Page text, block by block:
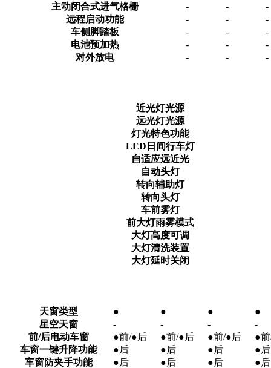
主动闭合式进气格栅
- -
-
远程启动功能
- -
-
车侧脚踏板
- -
-
电池预加热
- -
-
对外放电
- - -
近光灯光源
远光灯光源
灯光特色功能
LED日间行车灯
自适应远近光
自动头灯
转向辅助灯
转向头灯
车前雾灯
前大灯雨雾模式
大灯高度可调
大灯清洗装置
大灯延时关闭
天窗类型 ● ● ●
●
星空天窗
- - -
-
前/后电动车窗
●前/●后 ●前/●后 ●前/●后
●
车窗一键升降功能
●后 ●后 ●后
●后
车窗防夹手功能
●后 ●后 ●后
●后